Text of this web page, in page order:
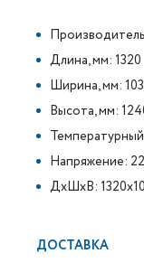
Длина, мм: 1320
Ширина, мм:
Высота, мм:
Напряжение:
ДxШxВ:
ДОСТАВКА